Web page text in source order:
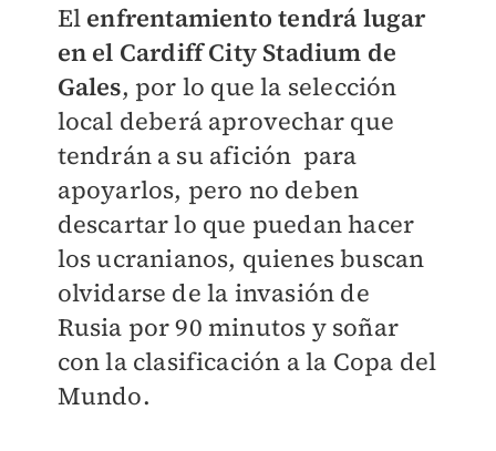
El enfrentamiento tendrá lugar
en el Cardiff City Stadium de
Gales, por lo que la selección
local deberá aprovechar que
tendrán a su afición para
apoyarlos, pero no deben
descartar lo que puedan hacer
los ucranianos, quienes buscan
olvidarse de la invasión de
Rusia por 90 minutos y soñar
con la clasificación a la Copa del
Mundo.